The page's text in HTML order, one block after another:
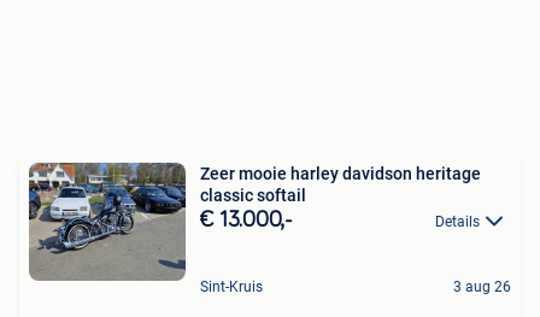
Zeer mooie harley davidson heritage
classic softail
€ 13.000,- Details
Sint-Kruis 3 aug 26